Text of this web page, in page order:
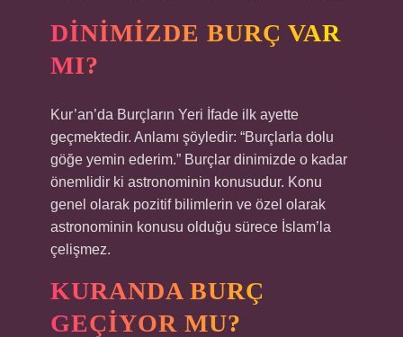
DINIMIZDE BURÇ VAR
MI?
Kur’an’da Burçların Yeri İfade ilk ayette
geçmektedir. Anlamı şöyledir: “Burçlarla dolu
göğe yemin ederim.” Burçlar dinimizde o kadar
önemlidir ki astronominin konusudur. Konu
genel olarak pozitif bilimlerin ve özel olarak
astronominin konusu olduğu sürece İslam’la
çelişmez.
KURANDA BURÇ
GEÇIYOR MU?